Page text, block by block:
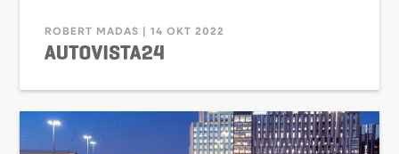
ROBERT MADAS | 14 OKT 2022